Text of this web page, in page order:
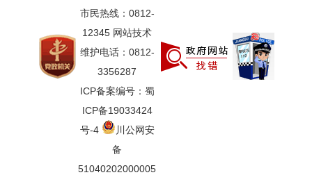
市民热线：0812-
12345 网站技术
维护电话：0812-
3356287
ICP备案编号：蜀
ICP备19033424
号-4
川公网安
备
51040202000005